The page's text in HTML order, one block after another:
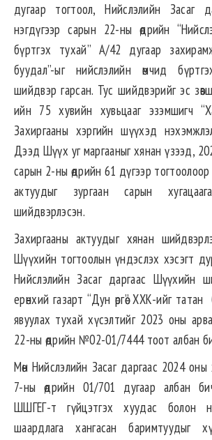
дугаар тогтоол, Нийслэлийн Засаг
нэгдүгээр сарын 22-ны өдрийн
бүртгэх тухай” А/42 дугаар
буудал”-ыг нийслэлийн өмчид
шийдвэр гарсан. Тус шийдвэрийг эс
ийн 75 хувийн хувьцааг эзэмшигч
Захиргааны хэргийн шүүхэд
Дээд Шүүх уг маргааныг хянан үзээд,
сарын 2-ны өдрийн 61 дүгээр
актуудыг зургаан сарын
шийдвэрлэсэн.
Захиргааны актуудыг хянан
Шүүхийн тогтоолын үндэслэх хэсэгт
Нийслэлийн Засаг даргаас Шүүхийн
ерөнхий газарт “Дун өргөө” ХХК-ийг
явуулах тухай хүсэлтийг 2023 оны
22-ны өдрийн №02-01/7444 тоот албан
Мөн Нийслэлийн Засаг даргаас 2024
7-ны өдрийн 01/701 дугаар албан
ШШГЕГ-т гүйцэтгэх хуудас болон
шаардлага хангасан баримтуудыг